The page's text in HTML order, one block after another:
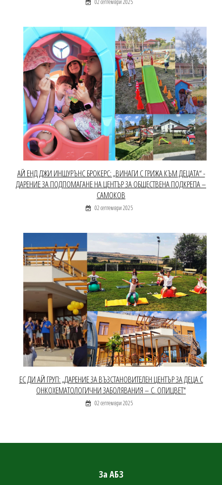
АЙ ЕНД ДЖИ ИНШУРЪНС БРОКЕРС: „ВИНАГИ С ГРИЖА КЪМ ДЕЦАТА“ -
ДАРЕНИЕ ЗА ПОДПОМАГАНЕ НА ЦЕНТЪР ЗА ОБЩЕСТВЕНА ПОДКРЕПА –
САМОКОВ
02 септември 2025
ЕС ДИ АЙ ГРУП: „ДАРЕНИЕ ЗА ВЪЗСТАНОВИТЕЛЕН ЦЕНТЪР ЗА ДЕЦА С
ОНКОХЕМАТОЛОГИЧНИ ЗАБОЛЯВАНИЯ – С. ОПИЦВЕТ"
02 септември 2025
За АБЗ